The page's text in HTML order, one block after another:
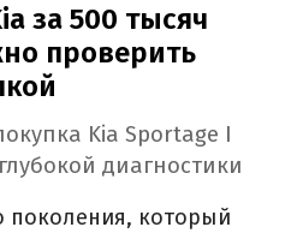
за 500 тысяч
проверить
Kia Sportage I
диагностики
поколения, который